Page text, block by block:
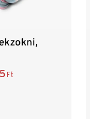
Ft